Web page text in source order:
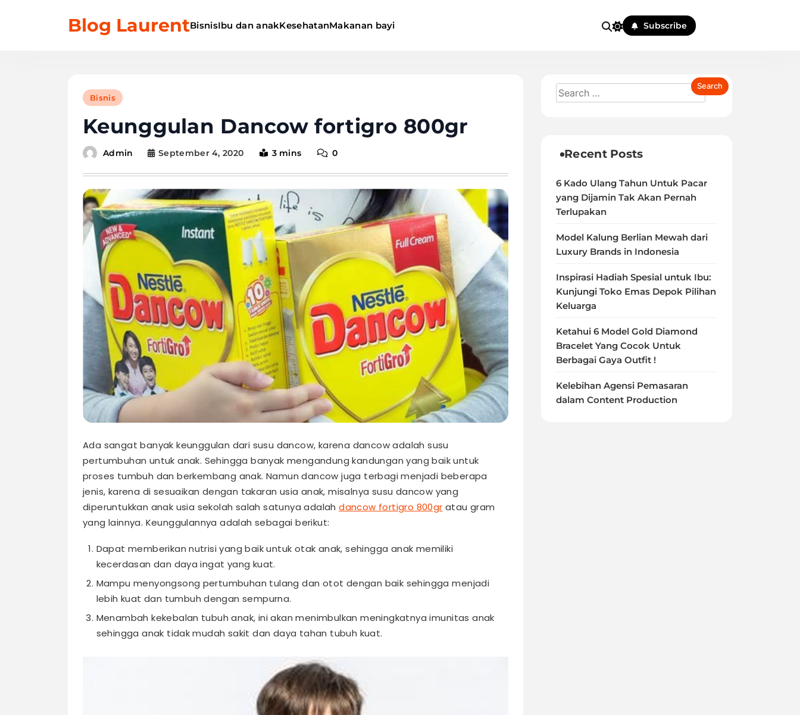
Blog LaurentBisnisIbu dan anakKesehatanMakanan bayi Subscribe
Bisnis
Keunggulan Dancow fortigro 800gr
Admin September 4, 2020 3 mins 0
Ada sangat banyak keunggulan dari susu dancow, karena dancow adalah susu
pertumbuhan untuk anak. Sehingga banyak mengandung kandungan yang baik untuk
proses tumbuh dan berkembang anak. Namun dancow juga terbagi menjadi beberapa
jenis, karena di sesuaikan dengan takaran usia anak, misalnya susu dancow yang
diperuntukkan anak usia sekolah salah satunya adalahdancow fortigro 800gr atau gram
yang lainnya. Keunggulannya adalah sebagai berikut:
Dapat memberikan nutrisi yang baik untuk otak anak, sehingga anak memiliki
kecerdasan dan daya ingat yang kuat.
Mampu menyongsong pertumbuhan tulang dan otot dengan baik sehingga menjadi
lebih kuat dan tumbuh dengan sempurna.
Menambah kekebalan tubuh anak, ini akan menimbulkan meningkatnya imunitas anak
sehingga anak tidak mudah sakit dan daya tahan tubuh kuat.
Recent Posts
6 Kado Ulang Tahun Untuk Pacar
yang Dijamin Tak Akan Pernah
Terlupakan
Model Kalung Berlian Mewah dari
Luxury Brands in Indonesia
Inspirasi Hadiah Spesial untuk Ibu:
Kunjungi Toko Emas Depok Pilihan
Keluarga
Ketahui 6 Model Gold Diamond
Bracelet Yang Cocok Untuk
Berbagai Gaya Outfit !
Kelebihan Agensi Pemasaran
dalam Content Production